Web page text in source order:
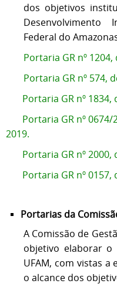
dos objetivos
Desenvolvimento
Federal do
Portaria GR nº
Portaria GR nº 574,
Portaria GR nº
Portaria GR nº
2019.
Portaria GR nº
Portaria GR nº
Portarias da
A Comissão de
objetivo elaborar o
UFAM, com vistas
o alcance dos